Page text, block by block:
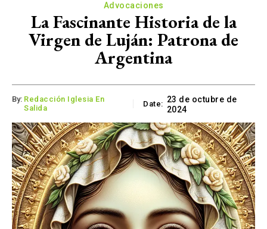
Advocaciones
La Fascinante Historia de la
Virgen de Luján: Patrona de
Argentina
By: Redacción Iglesia En
Salida
Date: 23 de octubre de
2024